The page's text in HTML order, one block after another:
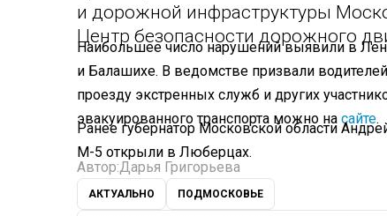
и дорожной инфраструктуры
Центр безопасности дорожного
Наибольшее число нарушений выявили в
и Балашихе. В ведомстве призвали
проезду экстренных служб и других
эвакуированного транспорта можно на сайте.
Ранее губернатор Московской области
М-5 открыли в Люберцах.
Автор:Дарья Григорьева
АКТУАЛЬНО ПОДМОСКОВЬЕ